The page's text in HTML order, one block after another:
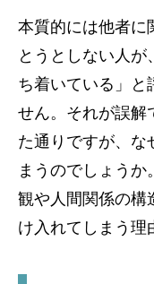
本質的には他者に
とうとしない人
ち着いている」と
せん。それが誤解
た通りですが、な
まうのでしょう
観や人間関係の構
け入れてしまう理